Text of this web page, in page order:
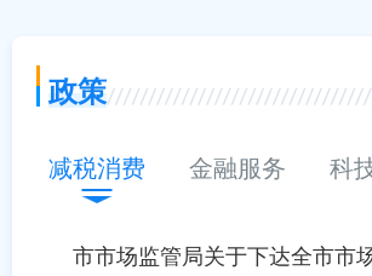
政策
减税消费 金融服务 科
市市场监管局关于下达全市市